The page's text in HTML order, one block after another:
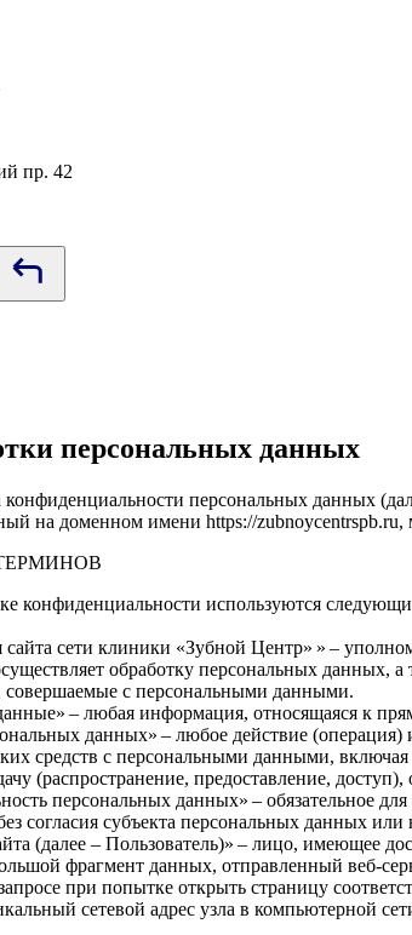
пр. 42
персональных данных
персональных данных
на доменном имени https://zubnoycentrspb.ru,
конфиденциальности используются
сети клиники «Зубной Центр» » –
обработку персональных данных,
совершаемые с персональными данными.
– любая информация, относящаяся к
данных» – любое действие
средств с персональными данными,
(распространение, предоставление,
персональных данных» – обязательное
согласия субъекта персональных данных
(далее – Пользователь)» – лицо, имеющее
фрагмент данных, отправленный
при попытке открыть страницу
сетевой адрес узла в компьютерной